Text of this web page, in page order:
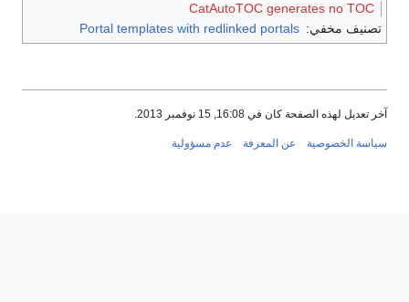
CatAutoTOC generates no TOC
تصنيف مخفي: Portal templates with redlinked portals
آخر تعديل لهذه الصفحة كان في 16:08, 15 نوفمبر 2013.
سياسة الخصوصية عن المعرفة عدم مسؤولية